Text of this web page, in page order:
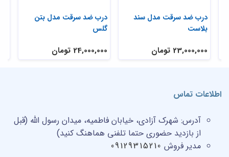
درب ضد سرقت مدل بتن
گلس
24,000,000 تومان
درب ضد سرقت مدل سند
بلاست
23,000,000 تومان
اطلاعات تماس
آدرس: شهرک آزادی، خیابان فاطمیه، میدان رسول الله (قبل
از بازدید حضوری حتما تلفنی هماهنگ کنید)
مدیر فروش 09129315210